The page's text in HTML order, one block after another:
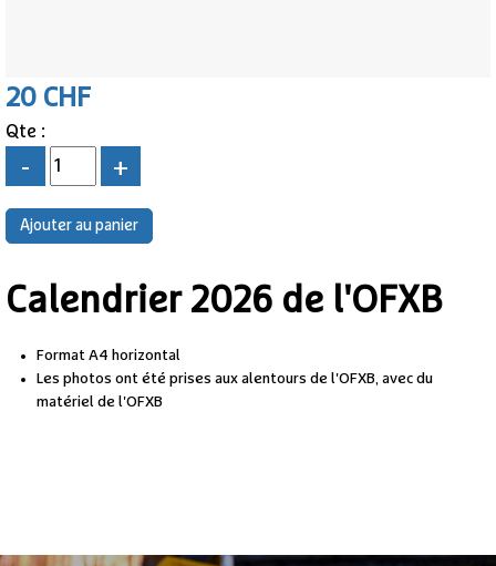
20 CHF
Qte :
- +
Calendrier 2026 de l'OFXB
Format A4 horizontal
Les photos ont été prises aux alentours de l'OFXB, avec du
matériel de l'OFXB